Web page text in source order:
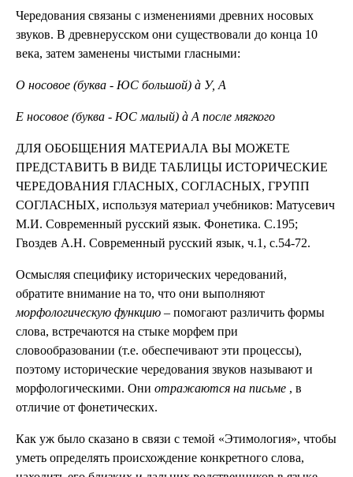
Чередования связаны с изменениями древних носовых
звуков. В древнерусском они существовали до конца 10
века, затем заменены чистыми гласными:
О носовое (буква - ЮС большой) à У, А
Е носовое (буква - ЮС малый) à А после мягкого
ДЛЯ ОБОБЩЕНИЯ МАТЕРИАЛА ВЫ МОЖЕТЕ
ПРЕДСТАВИТЬ В ВИДЕ ТАБЛИЦЫ ИСТОРИЧЕСКИЕ
ЧЕРЕДОВАНИЯ ГЛАСНЫХ, СОГЛАСНЫХ, ГРУПП
СОГЛАСНЫХ, используя материал учебников: Матусевич
М.И. Современный русский язык. Фонетика. С.195;
Гвоздев А.Н. Современный русский язык, ч.1, с.54-72.
Осмысляя специфику исторических чередований,
обратите внимание на то, что они выполняют
морфологическую функцию – помогают различить формы
слова, встречаются на стыке морфем при
словообразовании (т.е. обеспечивают эти процессы),
поэтому исторические чередования звуков называют и
морфологическими. Они отражаются на письме , в
отличие от фонетических.
Как уж было сказано в связи с темой «Этимология», чтобы
уметь определять происхождение конкретного слова,